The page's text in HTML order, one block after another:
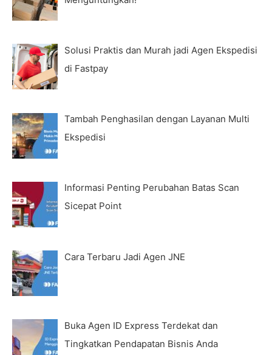
Solusi Praktis dan Murah jadi Agen Ekspedisi
di Fastpay
Tambah Penghasilan dengan Layanan Multi
Ekspedisi
Informasi Penting Perubahan Batas Scan
Sicepat Point
Cara Terbaru Jadi Agen JNE
Buka Agen ID Express Terdekat dan
Tingkatkan Pendapatan Bisnis Anda